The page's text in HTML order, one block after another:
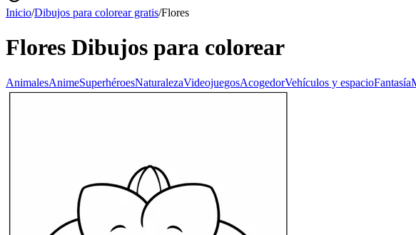
Inicio/Dibujos para colorear gratis/Flores
Flores Dibujos para colorear
AnimalesAnimeSuperhéroesNaturalezaVideojuegosAcogedorVehículos y espacioFantasía